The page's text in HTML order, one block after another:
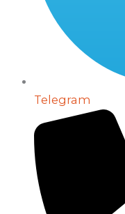
Telegram